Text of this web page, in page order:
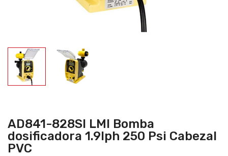
AD841-828SI LMI Bomba
dosificadora 1.9lph 250 Psi Cabezal
PVC